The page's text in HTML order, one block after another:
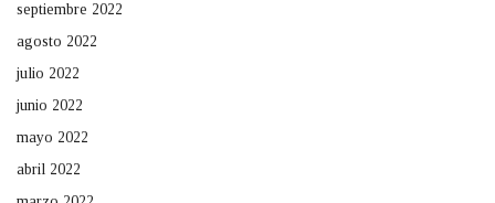
septiembre 2022
agosto 2022
julio 2022
junio 2022
mayo 2022
abril 2022